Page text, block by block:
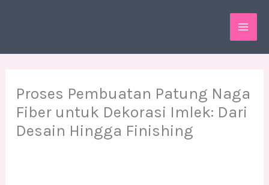
Proses Pembuatan Patung Naga
Fiber untuk Dekorasi Imlek: Dari
Desain Hingga Finishing